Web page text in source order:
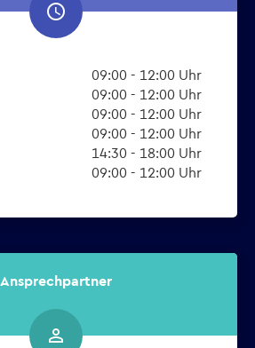
access_time
09:00 - 12:00 Uhr
09:00 - 12:00 Uhr
09:00 - 12:00 Uhr
09:00 - 12:00 Uhr
14:30 - 18:00 Uhr
09:00 - 12:00 Uhr
Ansprechpartner
person_outline